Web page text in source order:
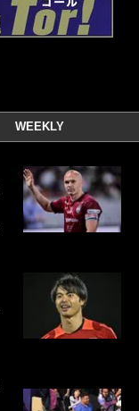
WEEKLY